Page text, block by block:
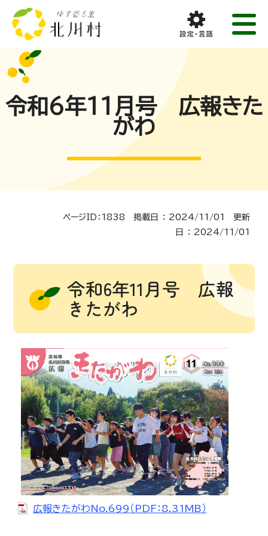
令和6年11月号 広報きた
がわ
ページID：1838 掲載日 ： 2024/11/01 更新
日 ： 2024/11/01
令和6年11月号 広報
きたがわ
広報きたがわNo.699（PDF：8.31MB）